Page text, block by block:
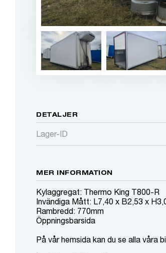
DETALJER
Lager-ID
MER INFORMATION
Kylaggregat: Thermo King T800-R
Invändiga Mått: L7,40 x B2,53 x
Rambredd: 770mm
Öppningsbarsida
På vår hemsida kan du se alla våra